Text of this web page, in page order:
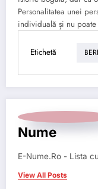
Personalitatea unei
individuală și nu
Etichetă
Nume
E-Nume.Ro - Lista
View All Posts